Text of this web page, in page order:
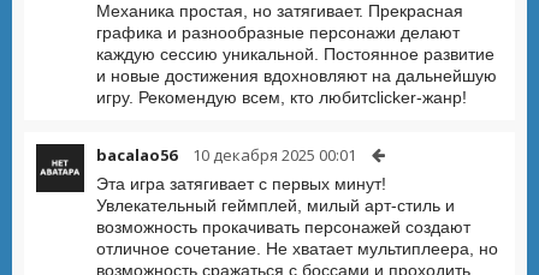
Механика простая, но затягивает. Прекрасная
графика и разнообразные персонажи делают
каждую сессию уникальной. Постоянное развитие
и новые достижения вдохновляют на дальнейшую
игру. Рекомендую всем, кто любитclicker-жанр!
bacalao56 10 декабря 2025 00:01
Эта игра затягивает с первых минут!
Увлекательный геймплей, милый арт-стиль и
возможность прокачивать персонажей создают
отличное сочетание. Не хватает мультиплеера, но
возможность сражаться с боссами и проходить